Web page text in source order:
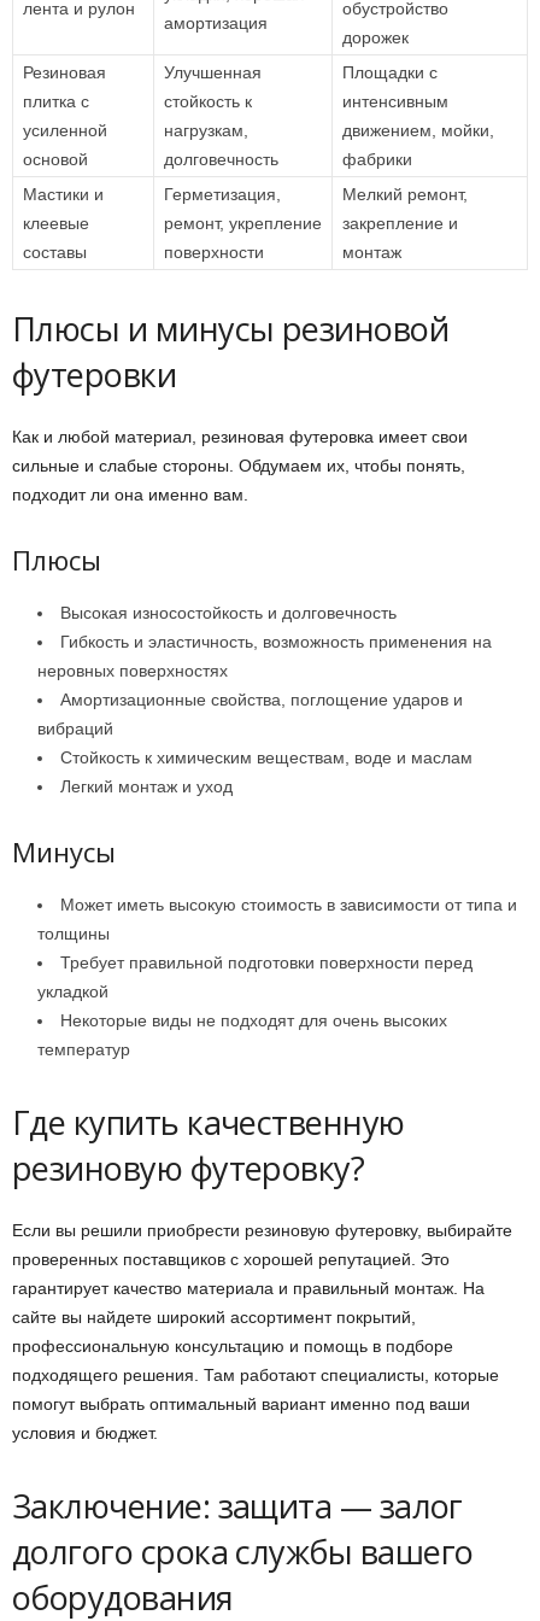
лента и рулон
амортизация
обустройство
дорожек
Резиновая
плитка с
усиленной
основой
Улучшенная
стойкость к
нагрузкам,
долговечность
Площадки с
интенсивным
движением, мойки,
фабрики
Мастики и
клеевые
составы
Герметизация,
ремонт, укрепление
поверхности
Мелкий ремонт,
закрепление и
монтаж
Плюсы и минусы резиновой
футеровки
Как и любой материал, резиновая футеровка имеет свои
сильные и слабые стороны. Обдумаем их, чтобы понять,
подходит ли она именно вам.
Плюсы
Высокая износостойкость и долговечность
Гибкость и эластичность, возможность применения на
неровных поверхностях
Амортизационные свойства, поглощение ударов и
вибраций
Стойкость к химическим веществам, воде и маслам
Легкий монтаж и уход
Минусы
Может иметь высокую стоимость в зависимости от типа и
толщины
Требует правильной подготовки поверхности перед
укладкой
Некоторые виды не подходят для очень высоких
температур
Где купить качественную
резиновую футеровку?
Если вы решили приобрести резиновую футеровку, выбирайте
проверенных поставщиков с хорошей репутацией. Это
гарантирует качество материала и правильный монтаж. На
сайте вы найдете широкий ассортимент покрытий,
профессиональную консультацию и помощь в подборе
подходящего решения. Там работают специалисты, которые
помогут выбрать оптимальный вариант именно под ваши
условия и бюджет.
Заключение: защита — залог
долгого срока службы вашего
оборудования